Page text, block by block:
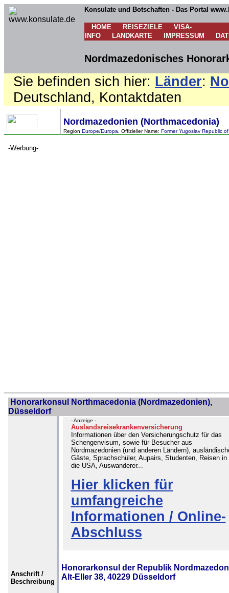
Konsulate und Botschaften - Das Portal
HOME REISEZIELE
VISA-
INFO
LANDKARTE IMPRESSUM
Nordmazedonisches
Sie befinden sich hier: Länder:
Deutschland, Kontaktdaten
Nordmazedonien (Northmacedonia)
Region Europe/Europa , Offizieller Name: Former Yugoslav Republic
-Werbung-
Honorarkonsul Northmacedonia (Nordmazedonien),
Düsseldorf
- Anzeige -
Auslandsreisekrankenversicherung
Informationen über den Versicherungschutz für das
Schengenvisum, sowie für Besucher aus
Nordmazedonien (und anderen Ländern),
Gäste, Sprachschüler, Aupairs, Studenten, Reisen in
die USA, Auswanderer...
Hier klicken für
umfangreiche
Informationen / Online-
Abschluss
Anschrift /
Beschreibung
Honorarkonsul der Republik
Alt-Eller 38, 40229 Düsseldorf